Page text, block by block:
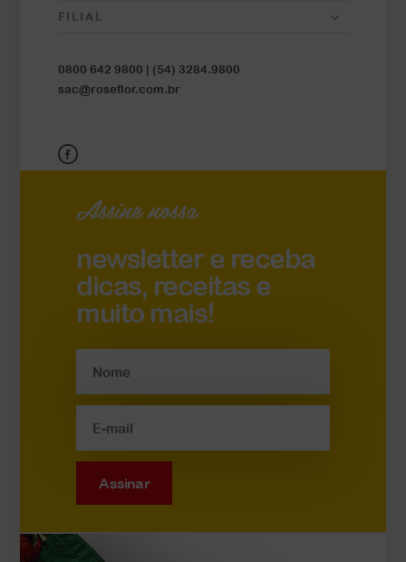
FILIAL
0800 642 9800 | (54) 3284.9800
sac@roseflor.com.br
Assine nossa
newsletter e receba
dicas, receitas e
muito mais!
Assinar